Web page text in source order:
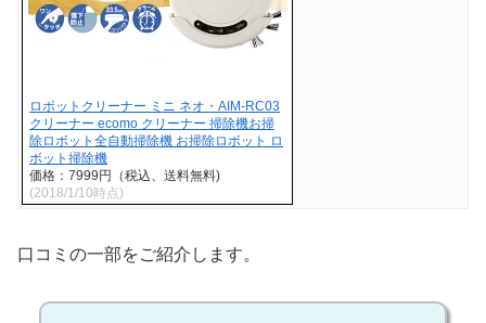
ロボットクリーナー ミニ ネオ・AIM-RC03
クリーナー ecomo クリーナー 掃除機お掃
除ロボット全自動掃除機 お掃除ロボット ロ
ボット掃除機
価格：7999円（税込、送料無料)
(2018/1/10時点)
口コミの一部をご紹介します。